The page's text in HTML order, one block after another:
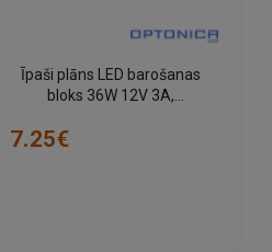
Īpaši plāns LED barošanas
bloks 36W 12V 3A,
7.25€